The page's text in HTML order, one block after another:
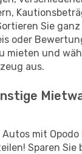
Sie
oder
mieten und
aus.
mit
Sparen Sie